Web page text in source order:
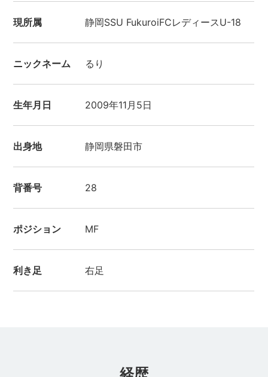
現所属 静岡SSU FukuroiFCレディースU-18
ニックネーム るり
生年月日 2009年11月5日
出身地 静岡県磐田市
背番号 28
ポジション MF
利き足 右足